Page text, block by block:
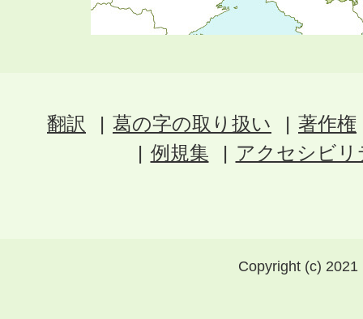
翻訳 葛の字の取り扱い
著作権
例規集
アクセシビ
Copyright (c)